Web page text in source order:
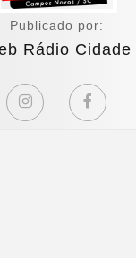
Publicado por:
Rádio Cidade